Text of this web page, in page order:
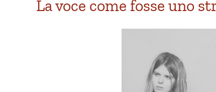
La voce come fosse uno